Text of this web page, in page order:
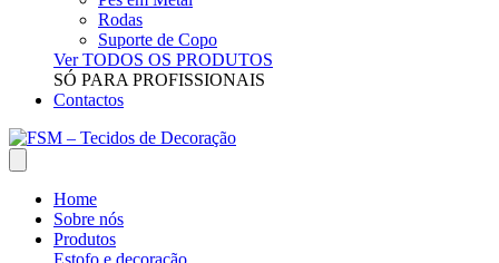
Rodas
Suporte de Copo
Ver TODOS OS PRODUTOS
SÓ PARA PROFISSIONAIS
Contactos
Home
Sobre nós
Produtos
Estofo e decoração